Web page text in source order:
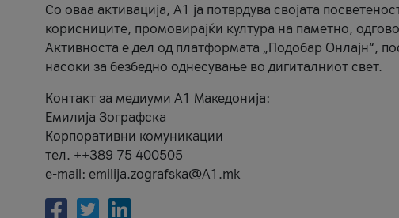
Со оваа активација, А1 ја потврдува својата
корисниците, промовирајќи култура на паметно,
Активноста е дел од платформата „Подобар Онлајн“,
насоки за безбедно однесување во дигиталниот свет.
Контакт за медиуми А1 Македонија:
Емилија Зографска
Корпоративни комуникации
тел. ++389 75 400505
e-mail: emilija.zografska@A1.mk